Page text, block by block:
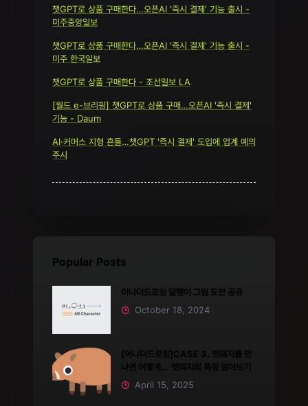
챗GPT로 상품 구매한다…오픈AI '즉시 결제' 기능 출시 -
미주중앙일보
챗GPT로 상품 구매한다…오픈AI '즉시 결제' 기능 출시 -
미주 한국일보
챗GPT로 상품 구매한다 - 조선일보 LA
[월드 e-브리핑] 챗GPT로 상품 구매…오픈AI '즉시 결제'
기능 - Daum
AI·커머스 지형 흔들…챗GPT '즉시 결제' 도입에 업계 예의
주시
Popular Posts
어나더드로잉 달팽이 그림 도안 공유
October 18, 2024
[어나더드로잉]CASE 3. 멧돼지를 만
나면 어떻게... 멧돼지의 특징 알아보기
April 15, 2025